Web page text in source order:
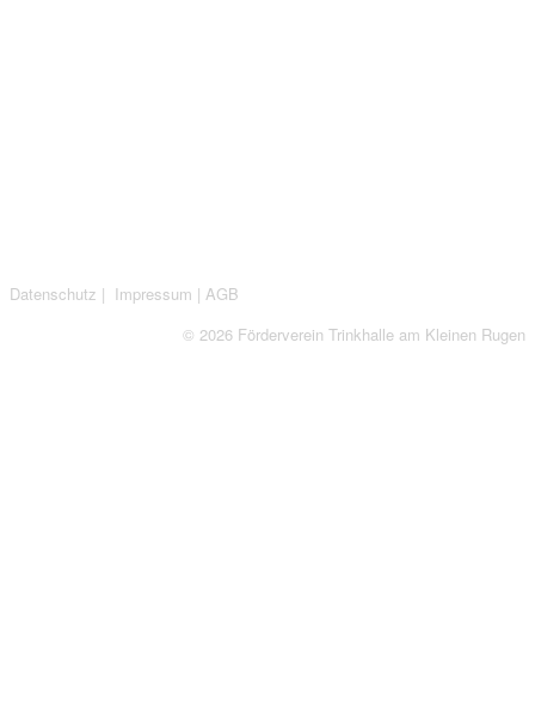
Datenschutz | Impressum | AGB
© 2026 Förderverein Trinkhalle am Kleinen Rugen